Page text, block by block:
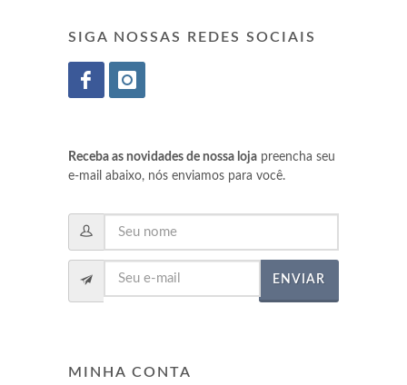
SIGA NOSSAS REDES SOCIAIS
Receba as novidades de nossa lojapreencha seu
e-mail abaixo, nós enviamos para você.
ENVIAR
MINHA CONTA